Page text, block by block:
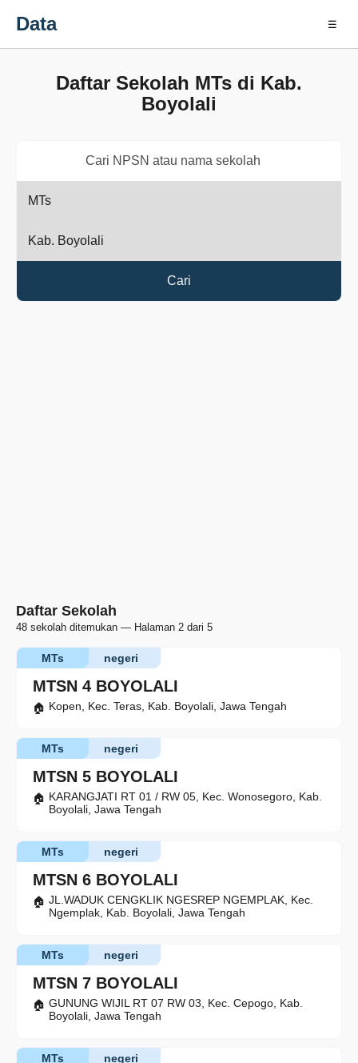
Data ☰
Daftar Sekolah MTs di Kab.
Boyolali
Cari
Daftar Sekolah
48 sekolah ditemukan — Halaman 2 dari 5
MTSN 4 BOYOLALI
negeri
MTs
Kopen, Kec. Teras, Kab. Boyolali, Jawa Tengah
MTSN 5 BOYOLALI
negeri
MTs
KARANGJATI RT 01 / RW 05, Kec. Wonosegoro, Kab.
Boyolali, Jawa Tengah
MTSN 6 BOYOLALI
negeri
MTs
JL.WADUK CENGKLIK NGESREP NGEMPLAK, Kec.
Ngemplak, Kab. Boyolali, Jawa Tengah
MTSN 7 BOYOLALI
negeri
MTs
GUNUNG WIJIL RT 07 RW 03, Kec. Cepogo, Kab.
Boyolali, Jawa Tengah
negeri
MTs